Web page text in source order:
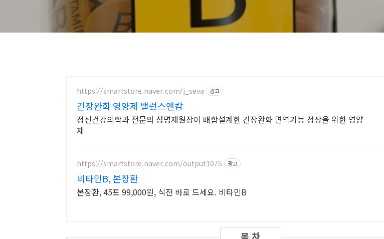
https://smartstore.naver.com/j_seva 광고
긴장완화 영양제 밸런스앤캄
정신건강의학과 전문의 성명제원장이 배합설계한 긴장완화 면역기능 정상을 위한 영양
제
https://smartstore.naver.com/output1075 광고
비타민B, 본장환
본장환, 45포 99,000원, 식전 바로 드세요. 비타민B